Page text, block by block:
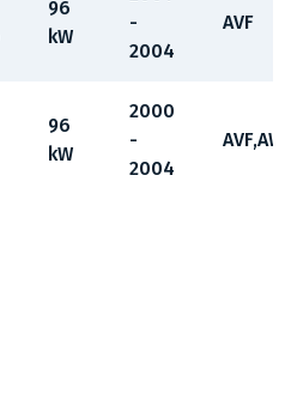
96
kW
-
2004
AVF
96
kW
2000
-
2004